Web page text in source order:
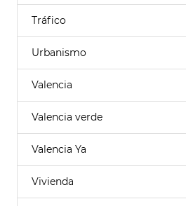
Tráfico
Urbanismo
Valencia
Valencia verde
Valencia Ya
Vivienda